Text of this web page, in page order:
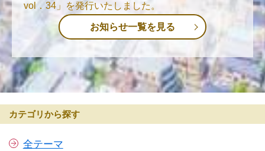
vol．34」を発行いたしました。
お知らせ一覧を見る
カテゴリから探す
全テーマ